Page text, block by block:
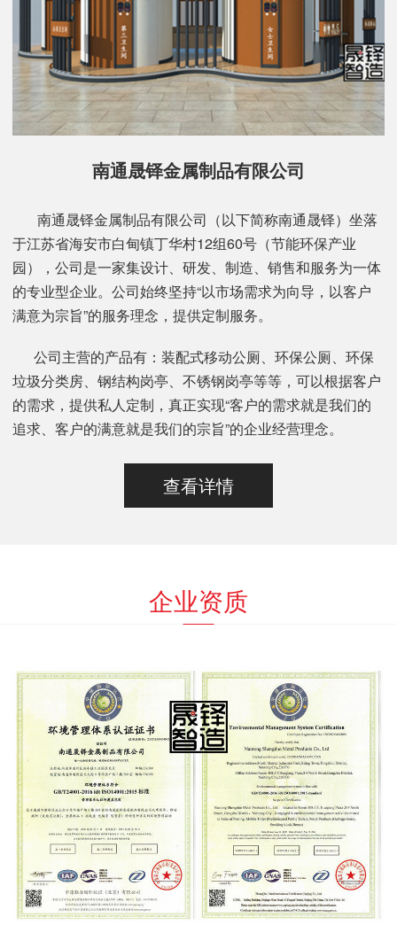
南通晟铎金属制品有限公司
南通晟铎金属制品有限公司（以下简称南通晟铎）坐落
于江苏省海安市白甸镇丁华村12组60号（节能环保产业
园），公司是一家集设计、研发、制造、销售和服务为一体
的专业型企业。公司始终坚持“以市场需求为向导，以客户
满意为宗旨”的服务理念，提供定制服务。
公司主营的产品有：装配式移动公厕、环保公厕、环保
垃圾分类房、钢结构岗亭、不锈钢岗亭等等，可以根据客户
的需求，提供私人定制，真正实现“客户的需求就是我们的
追求、客户的满意就是我们的宗旨”的企业经营理念。
查看详情
企业资质